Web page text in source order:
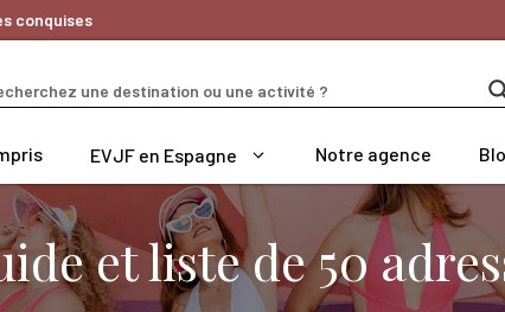
conquises
EVJF en Espagne Notre agence
et liste de 50